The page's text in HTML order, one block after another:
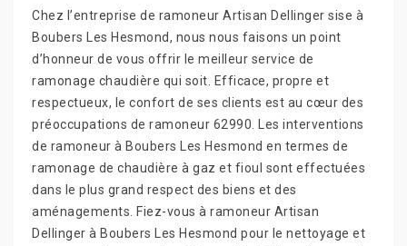
Chez l’entreprise de ramoneur Artisan Dellinger sise à
Boubers Les Hesmond, nous nous faisons un point
d’honneur de vous offrir le meilleur service de
ramonage chaudière qui soit. Efficace, propre et
respectueux, le confort de ses clients est au cœur des
préoccupations de ramoneur 62990. Les interventions
de ramoneur à Boubers Les Hesmond en termes de
ramonage de chaudière à gaz et fioul sont effectuées
dans le plus grand respect des biens et des
aménagements. Fiez-vous à ramoneur Artisan
Dellinger à Boubers Les Hesmond pour le nettoyage et